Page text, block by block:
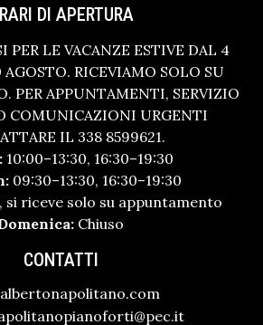
DI APERTURA
PER LE VACANZE ESTIVE DAL 4
AGOSTO. RICEVIAMO SOLO SU
PER APPUNTAMENTI, SERVIZIO
COMUNICAZIONI URGENTI
IL 338 8599621.
10:00–13:30, 16:30–19:30
09:30–13:30, 16:30–19:30
si riceve solo su appuntamento
Chiuso
CONTATTI